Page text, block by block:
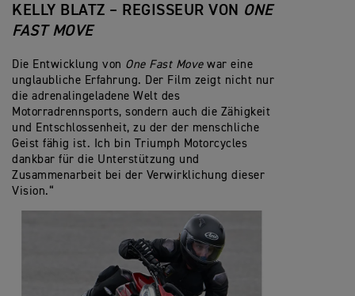
KELLY BLATZ – REGISSEUR VON ONE
FAST MOVE
Die Entwicklung von One Fast Movewar eine
unglaubliche Erfahrung. Der Film zeigt nicht nur
die adrenalingeladene Welt des
Motorradrennsports, sondern auch die Zähigkeit
und Entschlossenheit, zu der der menschliche
Geist fähig ist. Ich bin Triumph Motorcycles
dankbar für die Unterstützung und
Zusammenarbeit bei der Verwirklichung dieser
Vision.“